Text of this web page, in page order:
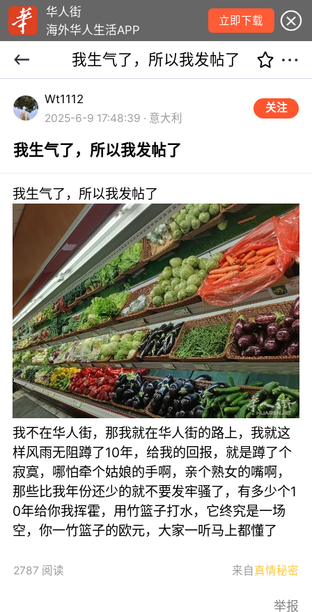
华人街
海外华人生活APP
立即下载
我生气了，所以我发帖了
Wt1112
2025-6-9 17:48:39 · 意大利
关注
我生气了，所以我发帖了
我生气了，所以我发帖了
我不在华人街，那我就在华人街的路上，我就这
样风雨无阻蹲了10年，给我的回报，就是蹲了个
寂寞，哪怕牵个姑娘的手啊，亲个熟女的嘴啊，
那些比我年份还少的就不要发牢骚了，有多少个1
0年给你我挥霍，用竹篮子打水，它终究是一场
空，你一竹篮子的欧元，大家一听马上都懂了
2787 阅读 来自真情秘密
举报